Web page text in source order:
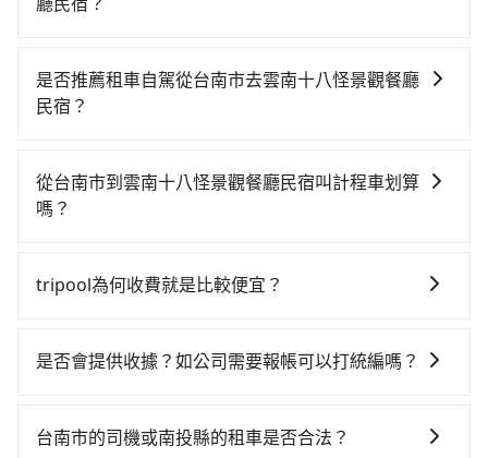
高鐵較貴、費時，且難叫計程車前往高鐵站！從最早
06:03一直到23:08，台南-台中一天最多有76班次高鐵可
後，步行進站、現場購票並於月台排隊的時間約15分
鐘，再乘坐35~55分鐘（平均46分）的高鐵從台南站前
3,200元後，抵達雲南十八怪景觀餐廳民宿 (南投縣仁愛
台南市領有合法執照的計程車僅有4,100多輛，計程車的
少部分小黃司機不按表收費，看乘客是外地人便漫天喊
是否推薦租車自駕從台南市去雲南十八怪景觀餐廳
民宿？
時不需要閉目養神（因為要自己開車），最重要的是你
當天就要來回，那在台南路邊可隨租隨借的iRent應該是
市（東區）到雲南十八怪景觀餐廳民宿的花費預估為
時40元路邊停車費用預估進去，但額外的汽車保險與可
差的車款，如果人數超過四位，更是沒有較大的七人座
從台南市到雲南十八怪景觀餐廳民宿叫計程車划算
嗎？
灣大車隊、Uber、Line Taxi、Yoxi等，如果在路邊攔不
際等叫車看看。依照里程跳錶計算，價格約為
意台南市僅有合法計程車約4,140輛，計程車密度為雙北
tripool為何收費就是比較便宜？
一次使用tripool的會擔心價格比市價便宜不少，是不是
淘汰顧客評分較低的司機，且車輛均要求5年內新車，司
是否會提供收據？如公司需要報帳可以打統編嗎？
旅行業代收轉付電子收據，如果公司需要報公帳，在預
台南市的司機或南投縣的租車是否合法？